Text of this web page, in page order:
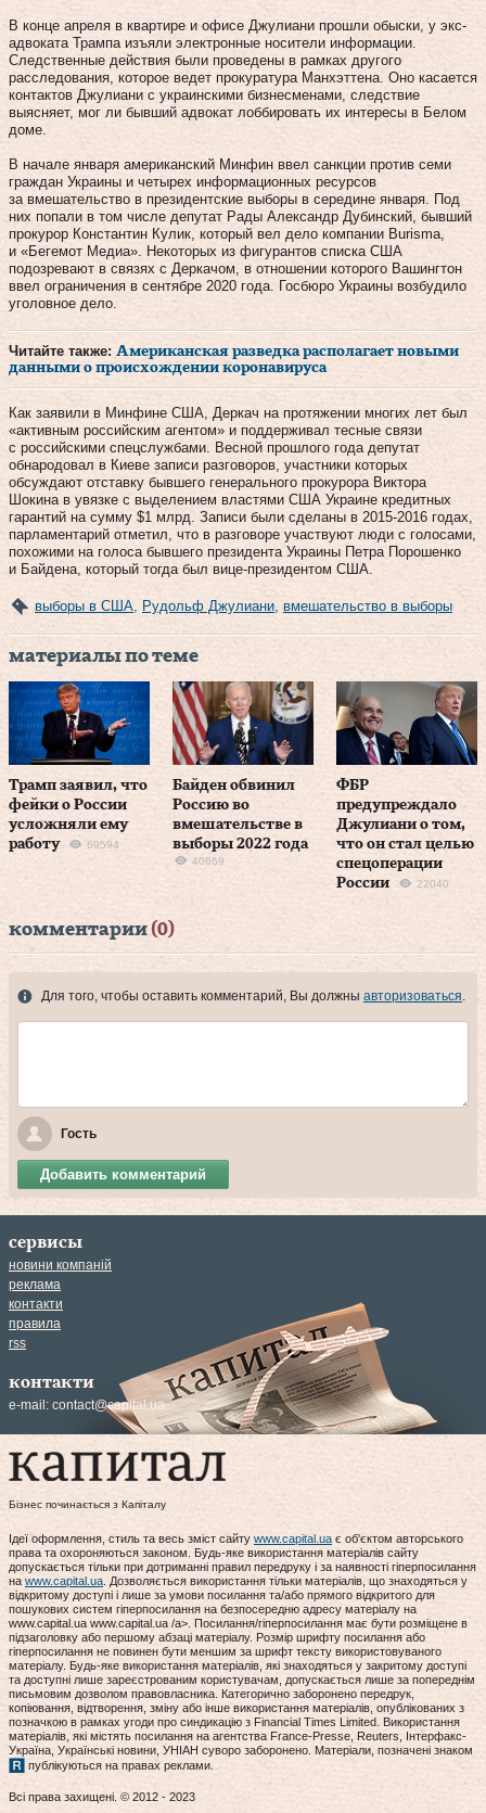
В конце апреля в квартире и офисе Джулиани прошли обыски, у экс-
адвоката Трампа изъяли электронные носители информации.
Следственные действия были проведены в рамках другого
расследования, которое ведет прокуратура Манхэттена. Оно касается
контактов Джулиани с украинскими бизнесменами, следствие
выясняет, мог ли бывший адвокат лоббировать их интересы в Белом
доме.
В начале января американский Минфин ввел санкции против семи
граждан Украины и четырех информационных ресурсов
за вмешательство в президентские выборы в середине января. Под
них попали в том числе депутат Рады Александр Дубинский, бывший
прокурор Константин Кулик, который вел дело компании Burisma,
и «Бегемот Медиа». Некоторых из фигурантов списка США
подозревают в связях с Деркачом, в отношении которого Вашингтон
ввел ограничения в сентябре 2020 года. Госбюро Украины возбудило
уголовное дело.
Читайте также: Американская разведка располагает новыми
данными о происхождении коронавируса
Как заявили в Минфине США, Деркач на протяжении многих лет был
«активным российским агентом» и поддерживал тесные связи
с российскими спецслужбами. Весной прошлого года депутат
обнародовал в Киеве записи разговоров, участники которых
обсуждают отставку бывшего генерального прокурора Виктора
Шокина в увязке с выделением властями США Украине кредитных
гарантий на сумму $1 млрд. Записи были сделаны в 2015-2016 годах,
парламентарий отметил, что в разговоре участвуют люди с голосами,
похожими на голоса бывшего президента Украины Петра Порошенко
и Байдена, который тогда был вице-президентом США.
выборы в США Рудольф Джулиани вмешательство в выборы
материалы по теме
Трамп заявил, что
фейки о России
усложняли ему
работу
69594
Байден обвинил
Россию во
вмешательстве в
выборы 2022 года
40669
ФБР
предупреждало
Джулиани о том,
что он стал целью
спецоперации
России
22040
комментарии(0)
Для того, чтобы оставить комментарий, Вы должны авторизоваться.
Гость
Добавить комментарий
сервисы
новини компаній
реклама
контакти
правила
rss
контакти
e-mail: contact@capital.ua
Бізнес починається з Капіталу
Ідеї оформлення, стиль та весь зміст сайту www.capital.uaє об'єктом авторського
права та охороняються законом. Будь-яке використання матеріалів сайту
допускається тільки при дотриманні правил передруку і за наявності гіперпосилання
наwww.capital.ua. Дозволяється використання тільки матеріалів, що знаходяться у
відкритому доступі і лише за умови посилання та/або прямого відкритого для
пошукових систем гіперпосилання на безпосередню адресу матеріалу на
www.capital.ua www.capital.ua /a>. Посилання/гіперпосилання має бути розміщене в
підзаголовку або першому абзаці матеріалу. Розмір шрифту посилання або
гіперпосилання не повинен бути меншим за шрифт тексту використовуваного
матеріалу. Будь-яке використання матеріалів, які знаходяться у закритому доступі
та доступні лише зареєстрованим користувачам, допускається лише за попереднім
письмовим дозволом правовласника. Категорично заборонено передрук,
копіювання, відтворення, зміну або інше використання матеріалів, опублікованих з
позначкою в рамках угоди про синдикацію з Financial Times Limited. Використання
матеріалів, які містять посилання на агентства France-Presse, Reuters, Інтерфакс-
Україна, Українські новини, УНІАН суворо заборонено. Матеріали, позначені знаком
публікуються на правах реклами.
Всі права захищені. © 2012 - 2023